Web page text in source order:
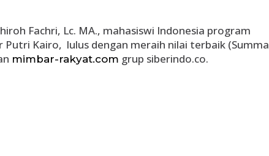
Fachri, Lc. MA., mahasiswi Indonesia program
Putri Kairo, lulus dengan meraih nilai terbaik (Summa
mimbar-rakyat.com grup siberindo.co.